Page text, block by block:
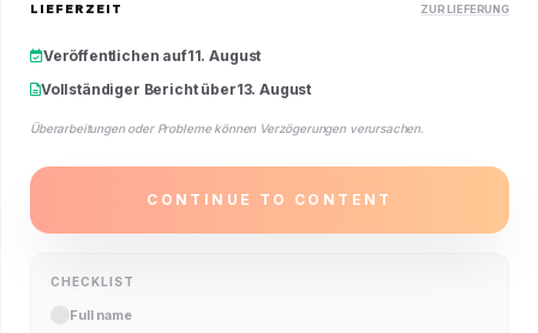
LIEFERZEIT ZUR LIEFERUNG
Veröffentlichen auf11. August
Vollständiger Bericht über13. August
Überarbeitungen oder Probleme können Verzögerungen verursachen.
CONTINUE TO CONTENT
CHECKLIST
Full name